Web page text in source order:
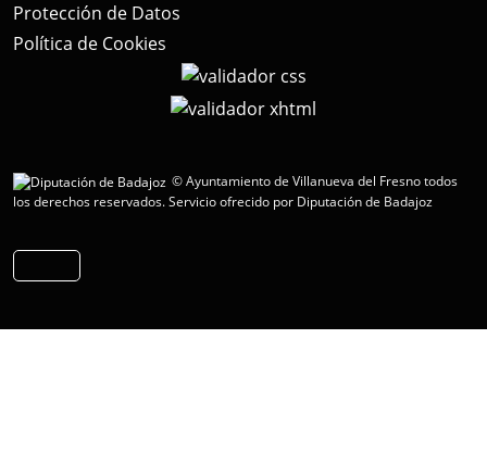
Protección de Datos
Política de Cookies
© Ayuntamiento de Villanueva del Fresno todos
los derechos reservados.Servicio ofrecido por Diputación de Badajoz